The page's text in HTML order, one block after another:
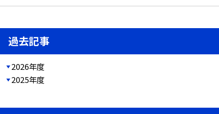
過去記事
2026年度
2025年度